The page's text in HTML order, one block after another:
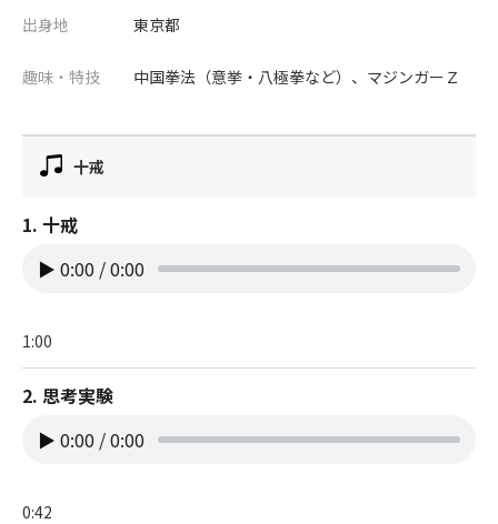
出身地 東京都
趣味・特技 中国拳法（意挙・八極拳など）、マジンガーＺ
十戒
1. 十戒
▶ 0:00 /0:00
1:00
2. 思考実験
▶ 0:00 /0:00
0:42